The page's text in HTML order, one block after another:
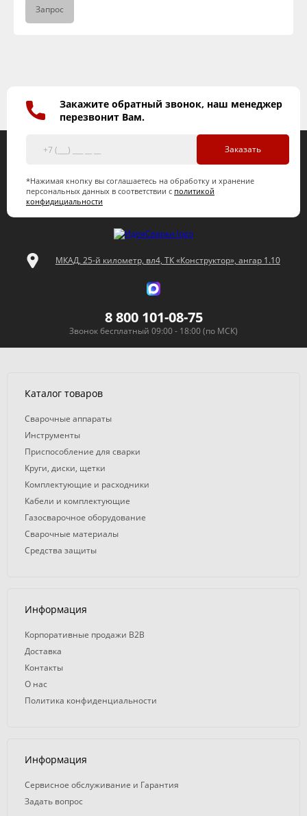
Запрос
Закажите обратный звонок, наш менеджер
перезвонит Вам.
Заказать
*Нажимая кнопку вы соглашаетесь на обработку и хранение
персональных данных в соответствии с политикой
конфидициальности
МКАД, 25-й километр, вл4, ТК «Конструктор», ангар 1.10
8 800 101-08-75
Звонок бесплатный 09:00 - 18:00 (по МСК)
Каталог товаров
Сварочные аппараты
Инструменты
Приспособление для сварки
Круги, диски, щетки
Комплектующие и расходники
Кабели и комплектующие
Газосварочное оборудование
Сварочные материалы
Средства защиты
Информация
Корпоративные продажи B2B
Доставка
Контакты
О нас
Политика конфиденциальности
Информация
Сервисное обслуживание и Гарантия
Задать вопрос